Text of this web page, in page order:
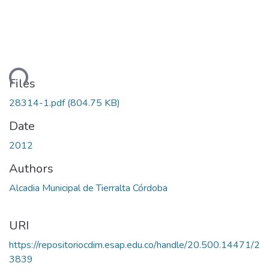
Files
28314-1.pdf(804.75 KB)
Date
2012
Authors
Alcadia Municipal de Tierralta Córdoba
URI
https://repositoriocdim.esap.edu.co/handle/20.500.14471/2
3839